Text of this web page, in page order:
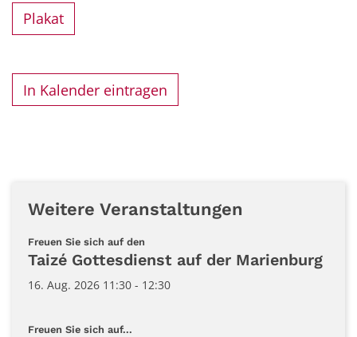
Plakat
In Kalender eintragen
Weitere Veranstaltungen
Freuen Sie sich auf den
Taizé Gottesdienst auf der Marienburg
16. Aug. 2026 11:30 - 12:30
Freuen Sie sich auf...